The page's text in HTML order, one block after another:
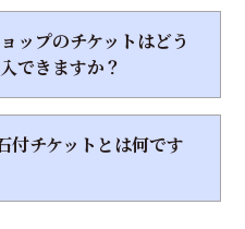
ップのチケットはどう
できますか？
チケットとは何です